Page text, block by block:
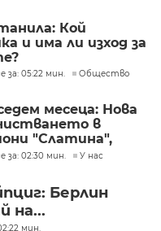
Кой
и има ли изход за
за: 05:22 мин. Общество
месеца: Нова
в
"Слатина",
за: 02:30 мин. У нас
Берлин
на...
мин.